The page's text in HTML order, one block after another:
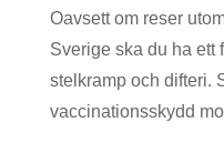
Oavsett om reser
Sverige ska du ha ett
stelkramp och difteri.
vaccinationsskydd